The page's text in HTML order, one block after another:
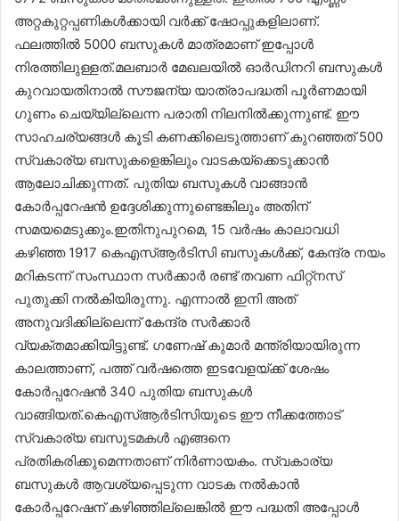
അറ്റകുറ്റപ്പണികൾക്കായി വർക്ക് ഷോപ്പുകളിലാണ്.
ഫലത്തിൽ 5000 ബസുകൾ മാത്രമാണ് ഇപ്പോൾ
നിരത്തിലുള്ളത്.മലബാർ മേഖലയിൽ ഓർഡിനറി ബസുകൾ
കുറവായതിനാൽ സൗജന്യ യാത്രാപദ്ധതി പൂർണമായി
ഗുണം ചെയ്യില്ലെന്ന പരാതി നിലനിൽക്കുന്നുണ്ട്. ഈ
സാഹചര്യങ്ങൾ കൂടി കണക്കിലെടുത്താണ് കുറഞ്ഞത് 500
സ്വകാര്യ ബസുകളെങ്കിലും വാടകയ്ക്കെടുക്കാൻ
ആലോചിക്കുന്നത്. പുതിയ ബസുകൾ വാങ്ങാൻ
കോർപ്പറേഷൻ ഉദ്ദേശിക്കുന്നുണ്ടെങ്കിലും അതിന്
സമയമെടുക്കും.ഇതിനുപുറമെ, 15 വർഷം കാലാവധി
കഴിഞ്ഞ 1917 കെഎസ്ആർടിസി ബസുകൾക്ക്, കേന്ദ്ര നയം
മറികടന്ന് സംസ്ഥാന സർക്കാർ രണ്ട് തവണ ഫിറ്റ്നസ്
പുതുക്കി നൽകിയിരുന്നു. എന്നാൽ ഇനി അത്
അനുവദിക്കില്ലെന്ന് കേന്ദ്ര സർക്കാർ
വ്യക്തമാക്കിയിട്ടുണ്ട്. ഗണേഷ് കുമാർ മന്ത്രിയായിരുന്ന
കാലത്താണ്, പത്ത് വർഷത്തെ ഇടവേളയ്ക്ക് ശേഷം
കോർപ്പറേഷൻ 340 പുതിയ ബസുകൾ
വാങ്ങിയത്.കെഎസ്ആർടിസിയുടെ ഈ നീക്കത്തോട്
സ്വകാര്യ ബസുടമകൾ എങ്ങനെ
പ്രതികരിക്കുമെന്നതാണ് നിർണായകം. സ്വകാര്യ
ബസുകൾ ആവശ്യപ്പെടുന്ന വാടക നൽകാൻ
കോർപ്പറേഷന് കഴിഞ്ഞില്ലെങ്കിൽ ഈ പദ്ധതി അപ്പോൾ